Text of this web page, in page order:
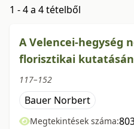
1 - 4 a 4 tételből
A Velencei-hegység
florisztikai
117–152
Bauer Norbert
Megtekintések száma: